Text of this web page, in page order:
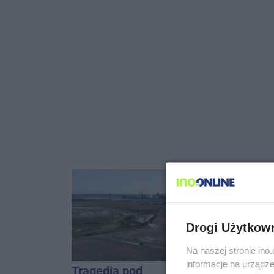
Tragedia pod
91-latek
Drogi
Na naszej stronie
informacje na